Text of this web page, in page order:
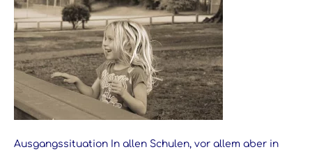
Ausgangssituation In allen Schulen, vor allem aber in